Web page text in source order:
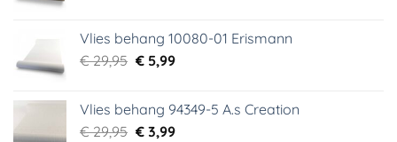
€ 39,00.€ 5,99.
Vlies behang 10080-01 Erismann
€29,95 Oorspronkelijke
€ 29,95.
€5,99Huidige
€ 5,99.
Vlies behang 94349-5 A.s Creation
€29,95 Oorspronkelijke
€3,99Huidige